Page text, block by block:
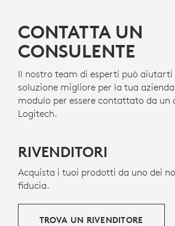
CONTATTA UN
CONSULENTE
Il nostro team di esperti può aiutarti
soluzione migliore per la tua
modulo per essere contattato da un
Logitech.
RIVENDITORI
Acquista i tuoi prodotti da uno dei
fiducia.
TROVA UN RIVENDITORE